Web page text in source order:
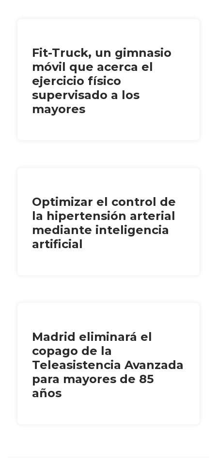
Fit-Truck, un gimnasio
móvil que acerca el
ejercicio físico
supervisado a los
mayores
Optimizar el control de
la hipertensión arterial
mediante inteligencia
artificial
Madrid eliminará el
copago de la
Teleasistencia Avanzada
para mayores de 85
años